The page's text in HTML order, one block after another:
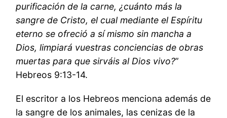
purificación de la carne, ¿cuánto más la
sangre de Cristo, el cual mediante el Espíritu
eterno se ofreció a sí mismo sin mancha a
Dios, limpiará vuestras conciencias de obras
muertas para que sirváis al Dios vivo?”
Hebreos 9:13-14.
El escritor a los Hebreos menciona además de
la sangre de los animales, las cenizas de la